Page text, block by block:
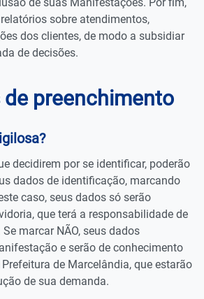
sobre atendimentos,
dos clientes, de modo a subsidiar
de decisões.
preenchimento
decidirem por se identificar, poderão
dados de identificação, marcando
caso, seus dados só serão
que terá a responsabilidade de
marcar NÃO, seus dados
e serão de conhecimento
de Marcelândia, que estarão
de sua demanda.